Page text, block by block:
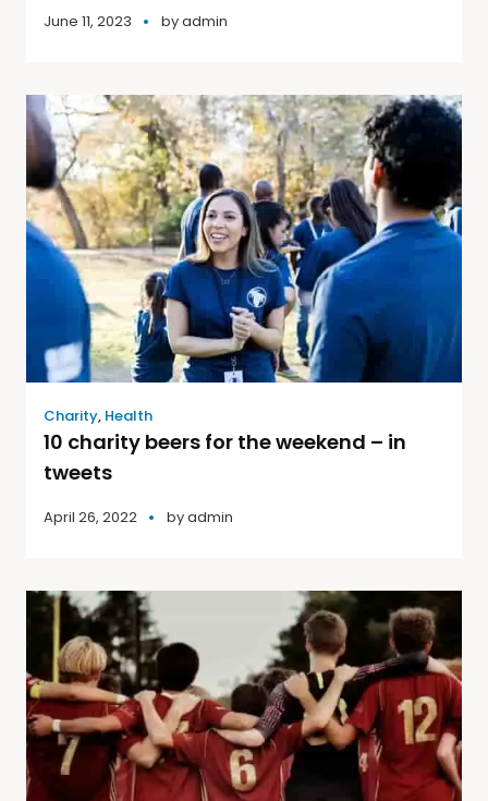
June 11, 2023 byadmin
Charity, Health
10 charity beers for the weekend – in
tweets
April 26, 2022 byadmin